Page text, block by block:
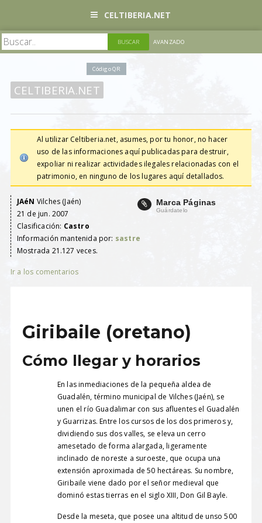
CELTIBERIA.NET
AVANZADO
Código QR
CELTIBERIA.NET
Al utilizar Celtiberia.net, asumes, por tu honor, no hacer
uso de las informaciones aquí publicadas para destruir,
expoliar ni realizar actividades ilegales relacionadas con el
patrimonio, en ninguno de los lugares aquí detallados.
Marca Páginas
Guárdatelo
JAéN Vilches (Jaén)
21 de jun. 2007
Clasificación: Castro
Información mantenida por: sastre
Mostrada 21.127 veces.
Ir a los comentarios
Giribaile (oretano)
Cómo llegar y horarios
En las inmediaciones de la pequeña aldea de
Guadalén, término municipal de Vilches (Jaén), se
unen el río Guadalimar con sus afluentes el Guadalén
y Guarrizas. Entre los cursos de los dos primeros y,
dividiendo sus dos valles, se eleva un cerro
amesetado de forma alargada, ligeramente
inclinado de noreste a suroeste, que ocupa una
extensión aproximada de 50 hectáreas. Su nombre,
Giribaile viene dado por el señor medieval que
dominó estas tierras en el siglo XIII, Don Gil Bayle.
Desde la meseta, que posee una altitud de unso 500